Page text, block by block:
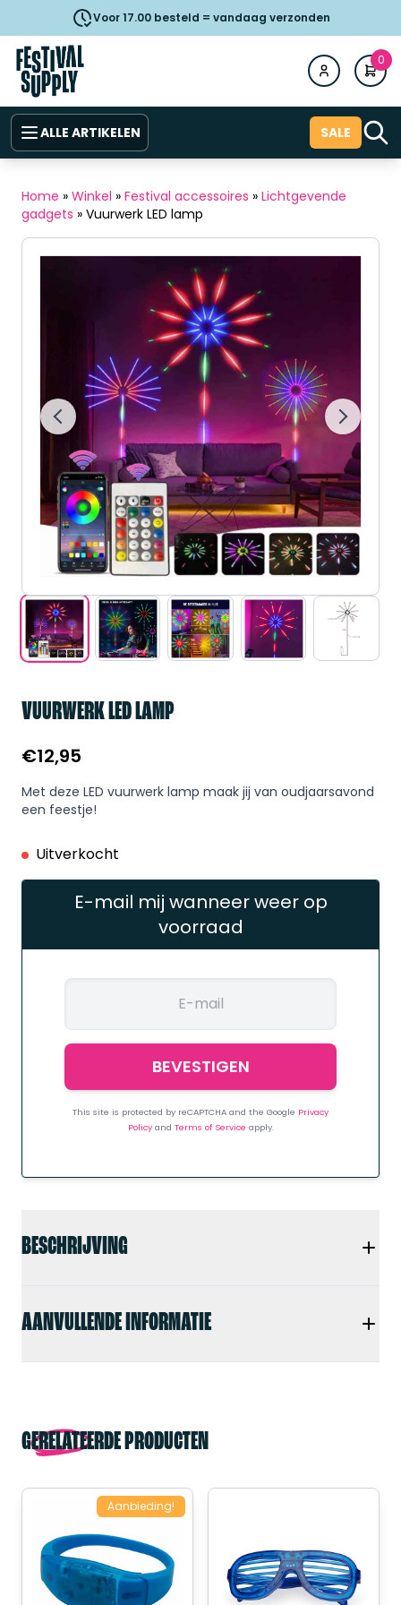
Voor 17.00 besteld = vandaag verzonden
0
ALLE ARTIKELEN SALE
Home » Winkel » Festival accessoires » Lichtgevende
gadgets » Vuurwerk LED lamp
BESCHRIJVING
AANVULLENDE INFORMATIE
VUURWERK LED LAMP
€12,95
Met deze LED vuurwerk lamp maak jij van oudjaarsavond
een feestje!
Uitverkocht
E-mail mij wanneer weer op
voorraad
This site is protected by reCAPTCHA and the Google Privacy
Policy and Terms of Service apply.
GERELATEERDE PRODUCTEN
Aanbieding!